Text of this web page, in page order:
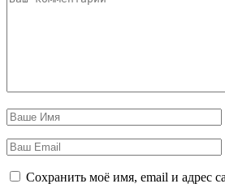
Сохранить моё имя, email и адрес